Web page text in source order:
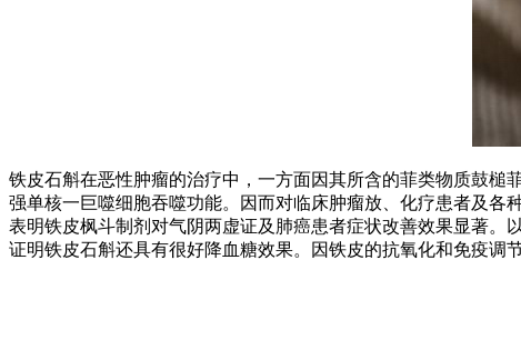
铁皮石斛在恶性肿瘤的治疗中，一方面因其所含的菲类物质鼓槌
强单核一巨噬细胞吞噬功能。因而对临床肿瘤放、化疗患者及各
表明铁皮枫斗制剂对气阴两虚证及肺癌患者症状改善效果显著
证明铁皮石斛还具有很好降血糖效果。因铁皮的抗氧化和免疫调